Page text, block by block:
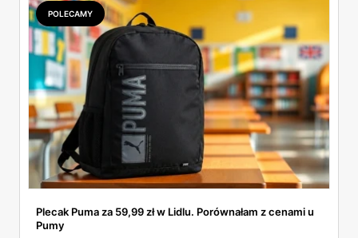
POLECAMY
Plecak Puma za 59,99 zł w Lidlu. Porównałam z cenami u
Pumy